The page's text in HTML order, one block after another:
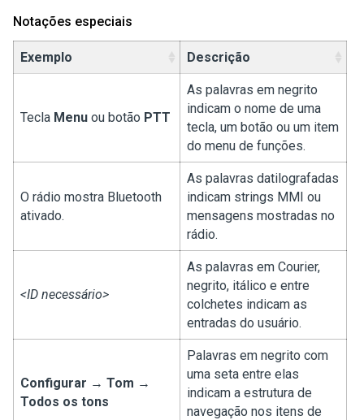
Notações especiais
Exemplo Descrição
Tecla Menu ou botão PTT
As palavras em negrito
indicam o nome de uma
tecla, um botão ou um item
do menu de funções.
O rádio mostra Bluetooth
ativado.
As palavras datilografadas
indicam strings MMI ou
mensagens mostradas no
rádio.
<ID necessário>
As palavras em Courier,
negrito, itálico e entre
colchetes indicam as
entradas do usuário.
Configurar → Tom →
Todos os tons
Palavras em negrito com
uma seta entre elas
indicam a estrutura de
navegação nos itens de